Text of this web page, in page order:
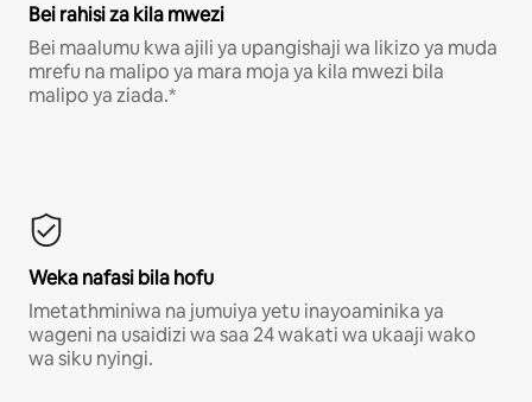
Bei rahisi za kila mwezi
Bei maalumu kwa ajili ya upangishaji wa likizo ya muda
mrefu na malipo ya mara moja ya kila mwezi bila
malipo ya ziada.*
Weka nafasi bila hofu
Imetathminiwa na jumuiya yetu inayoaminika ya
wageni na usaidizi wa saa 24 wakati wa ukaaji wako
wa siku nyingi.